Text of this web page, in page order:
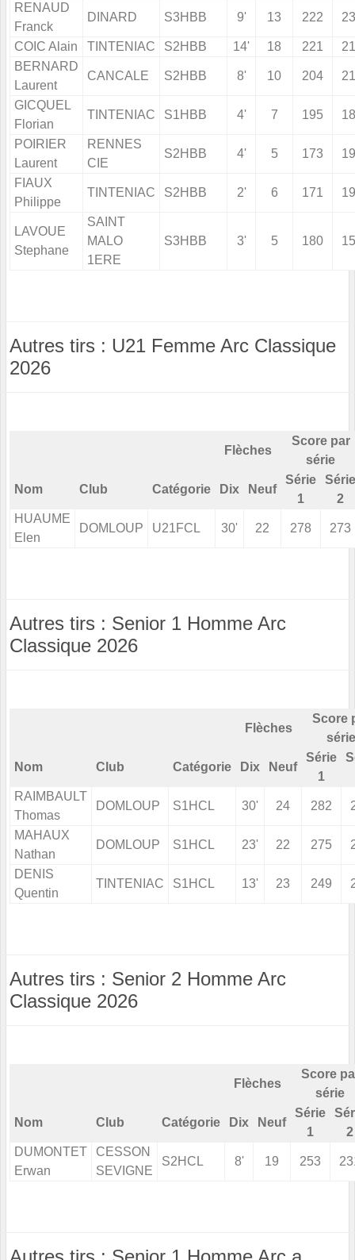
RENAUD
Franck
DINARD S3HBB 9' 13 222
COIC Alain TINTENIAC S2HBB 14' 18 221
BERNARD
Laurent
CANCALE S2HBB 8' 10 204
GICQUEL
Florian
TINTENIAC S1HBB 4' 7 195
POIRIER
Laurent
RENNES
CIE
S2HBB 4' 5 173
FIAUX
Philippe
TINTENIAC S2HBB 2' 6 171
LAVOUE
Stephane
SAINT
MALO
1ERE
S3HBB 3' 5 180
Autres tirs : U21 Femme Arc Classique
2026
Flèches
Score par
série
Nom Club Catégorie Dix Neuf
Série
1
Série
2
HUAUME
Elen
DOMLOUP U21FCL 30' 22 278 273
Autres tirs : Senior 1 Homme Arc
Classique 2026
Flèches
Score
série
Nom Club Catégorie Dix Neuf
Série
1
RAIMBAULT
Thomas
DOMLOUP S1HCL 30' 24 282
MAHAUX
Nathan
DOMLOUP S1HCL 23' 22 275
DENIS
Quentin
TINTENIAC S1HCL 13' 23 249
Autres tirs : Senior 2 Homme Arc
Classique 2026
Flèches
Score
série
Nom Club Catégorie Dix Neuf
Série
1
2
DUMONTET
Erwan
CESSON
SEVIGNE
S2HCL 8' 19 253